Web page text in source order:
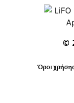
©
Όροι